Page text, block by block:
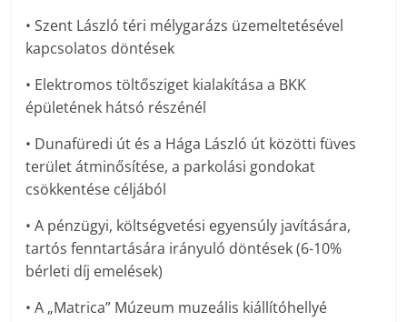
• Szent László téri mélygarázs üzemeltetésével
kapcsolatos döntések
• Elektromos töltősziget kialakítása a BKK
épületének hátsó részénél
• Dunafüredi út és a Hága László út közötti füves
terület átminősítése, a parkolási gondokat
csökkentése céljából
• A pénzügyi, költségvetési egyensúly javítására,
tartós fenntartására irányuló döntések (6-10%
bérleti díj emelések)
• A „Matrica” Múzeum muzeális kiállítóhellyé